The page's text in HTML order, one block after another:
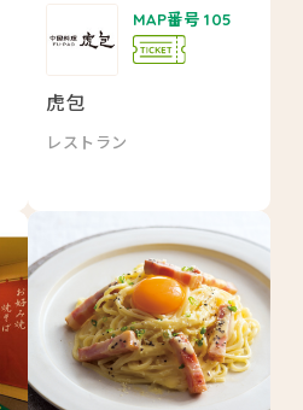
MAP番号 105
虎包
レストラン